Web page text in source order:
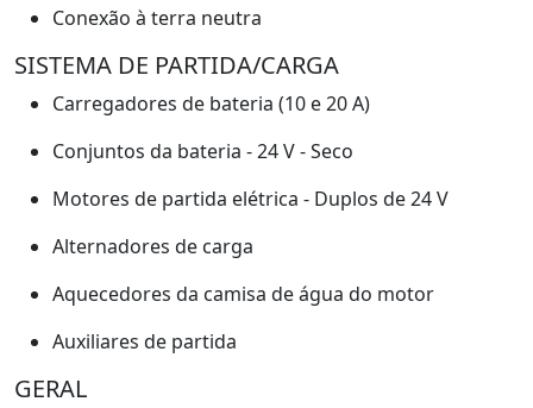
Conexão à terra neutra
SISTEMA DE PARTIDA/CARGA
Carregadores de bateria (10 e 20 A)
Conjuntos da bateria - 24 V - Seco
Motores de partida elétrica - Duplos de 24 V
Alternadores de carga
Aquecedores da camisa de água do motor
Auxiliares de partida
GERAL